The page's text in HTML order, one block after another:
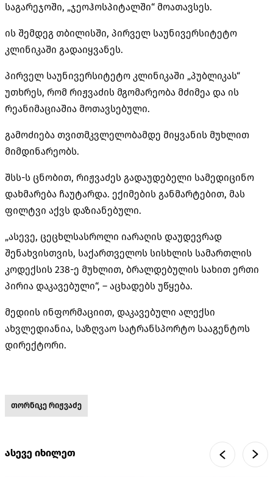
საგარეჯოში, „ჯეოჰოსპიტალში“ მოათავსეს.
ის შემდეგ თბილისში, პირველ საუნივერსიტეტო
კლინიკაში გადაიყვანეს.
პირველ საუნივერსიტეტო კლინიკაში „პუბლიკას“
უთხრეს, რომ რიჟვაძის მგომარეობა მძიმეა და ის
რეანიმაციაშია მოთავსებული.
გამოძიება თვითმკვლელობამდე მიყვანის მუხლით
მიმდინარეობს.
შსს-ს ცნობით, რიჟვაძეს გადაუდებელი სამედიცინო
დახმარება ჩაუტარდა. ექიმების განმარტებით, მას
ფილტვი აქვს დაზიანებული.
„ასევე, ცეცხლსასროლი იარაღის დაუდევრად
შენახვისთვის, საქართველოს სისხლის სამართლის
კოდექსის 238-ე მუხლით, ბრალდებულის სახით ერთი
პირია დაკავებული“, – აცხადებს უწყება.
მედიის ინფორმაციით, დაკავებული ალექსი
ახვლედიანია, საზღვაო სატრანსპორტო სააგენტოს
დირექტორი.
თორნიკე რიჟვაძე
ასევე იხილეთ